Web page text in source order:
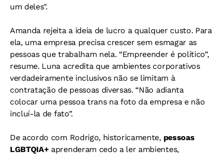
um deles".
Amanda rejeita a ideia de lucro a qualquer custo. Para
ela, uma empresa precisa crescer sem esmagar as
pessoas que trabalham nela. “Empreender é político”,
resume. Luna acredita que ambientes corporativos
verdadeiramente inclusivos não se limitam à
contratação de pessoas diversas. “Não adianta
colocar uma pessoa trans na foto da empresa e não
incluí-la de fato”.
De acordo com Rodrigo, historicamente, pessoas
LGBTQIA+ aprenderam cedo a ler ambientes,